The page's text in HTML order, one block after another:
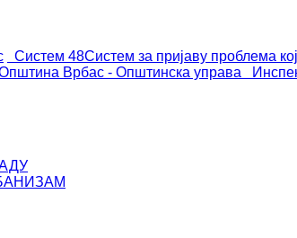
Систем 48Систем за пријаву проблема
Врбас - Општинска управа